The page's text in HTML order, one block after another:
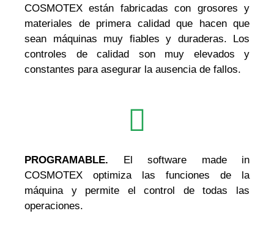
COSMOTEX están fabricadas con grosores y
materiales de primera calidad que hacen que
sean máquinas muy fiables y duraderas. Los
controles de calidad son muy elevados y
constantes para asegurar la ausencia de fallos.
PROGRAMABLE. El software made in
COSMOTEX optimiza las funciones de la
máquina y permite el control de todas las
operaciones.